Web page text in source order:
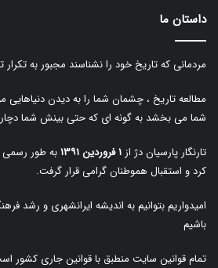
داستان ما
مردمانی که تاریخ خود را نشناسند مجبور به
مطالعه تاریخ ، چشمان شما را به دیدن دنیاهایی
شما می بخشد به گونه ای که حتی بینش شما
تارنگار پارسیان دژ از ۱ فروردین ۱۳۹۱
به طور رسمی
کرد و استقبال هموطنان گرامی قرار گرفت.
امیدواریم بتوانیم به اندیشه ایرانشهری و رشد
باشیم
تمام قوانین سایت منطبق با قوانین جاری کشور